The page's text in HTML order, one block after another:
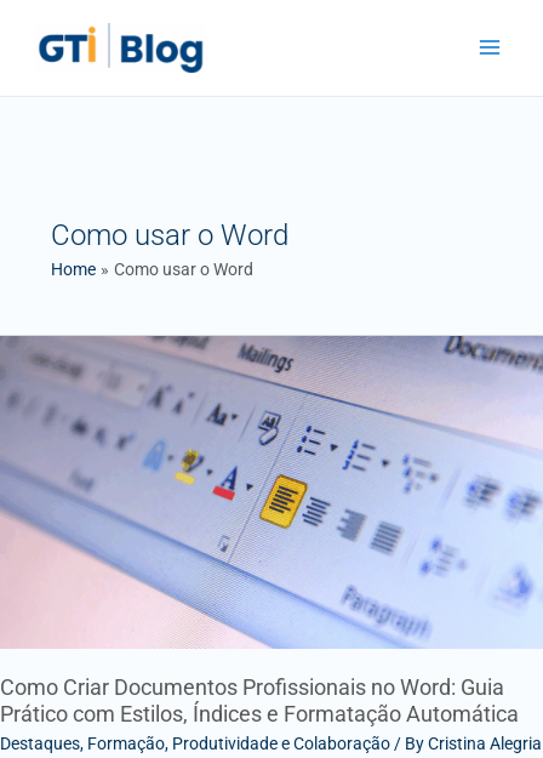
content
Como usar o Word
Home Como usar o Word
Como Criar Documentos Profissionais no Word: Guia
Prático com Estilos, Índices e Formatação Automática
Destaques, Formação, Produtividade e Colaboração/ ByCristina Alegria
Documentos
Profissionais
no
Guia
Prático
e
Formatação
Automática